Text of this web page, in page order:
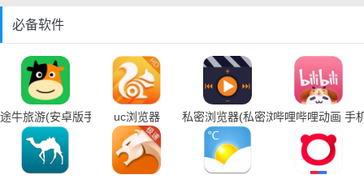
必备软件
途牛旅游(安卓版手机下载)uc浏览器 私密浏览器(私密浏览器手机下载)
哔哩哔哩动画 手